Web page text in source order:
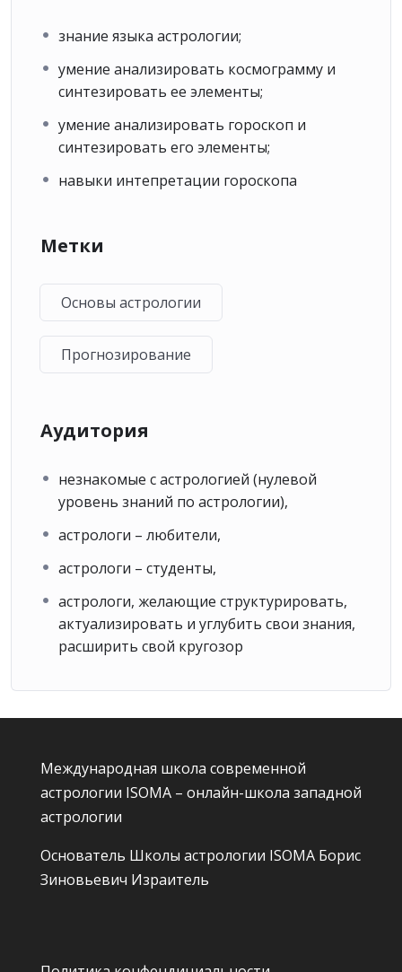
знание языка астрологии;
умение анализировать космограмму и
синтезировать ее элементы;
умение анализировать гороскоп и
синтезировать его элементы;
навыки интепретации гороскопа
Метки
Основы астрологии
Прогнозирование
Аудитория
незнакомые с астрологией (нулевой
уровень знаний по астрологии),
астрологи – любители,
астрологи – студенты,
астрологи, желающие структурировать,
актуализировать и углубить свои знания,
расширить свой кругозор
Международная школа современной
астрологии ISOMA – онлайн-школа западной
астрологии
Основатель Школы астрологии ISOMA Борис
Зиновьевич Израитель